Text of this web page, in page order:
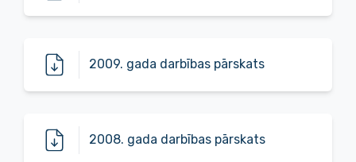
2009. gada darbības pārskats
2008. gada darbības pārskats